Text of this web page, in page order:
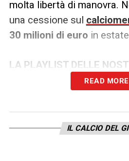
molta libertà di manovra.
una cessione sul
30 milioni di euro in
LA PLAYLIST DELLE
READ MORE
IL CALCIO DEL